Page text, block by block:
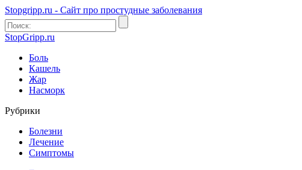
Stopgripp.ru - Cайт про простудные заболевания
StopGripp.ru
Боль
Кашель
Жар
Насморк
Рубрики
Болезни
Лечение
Симптомы